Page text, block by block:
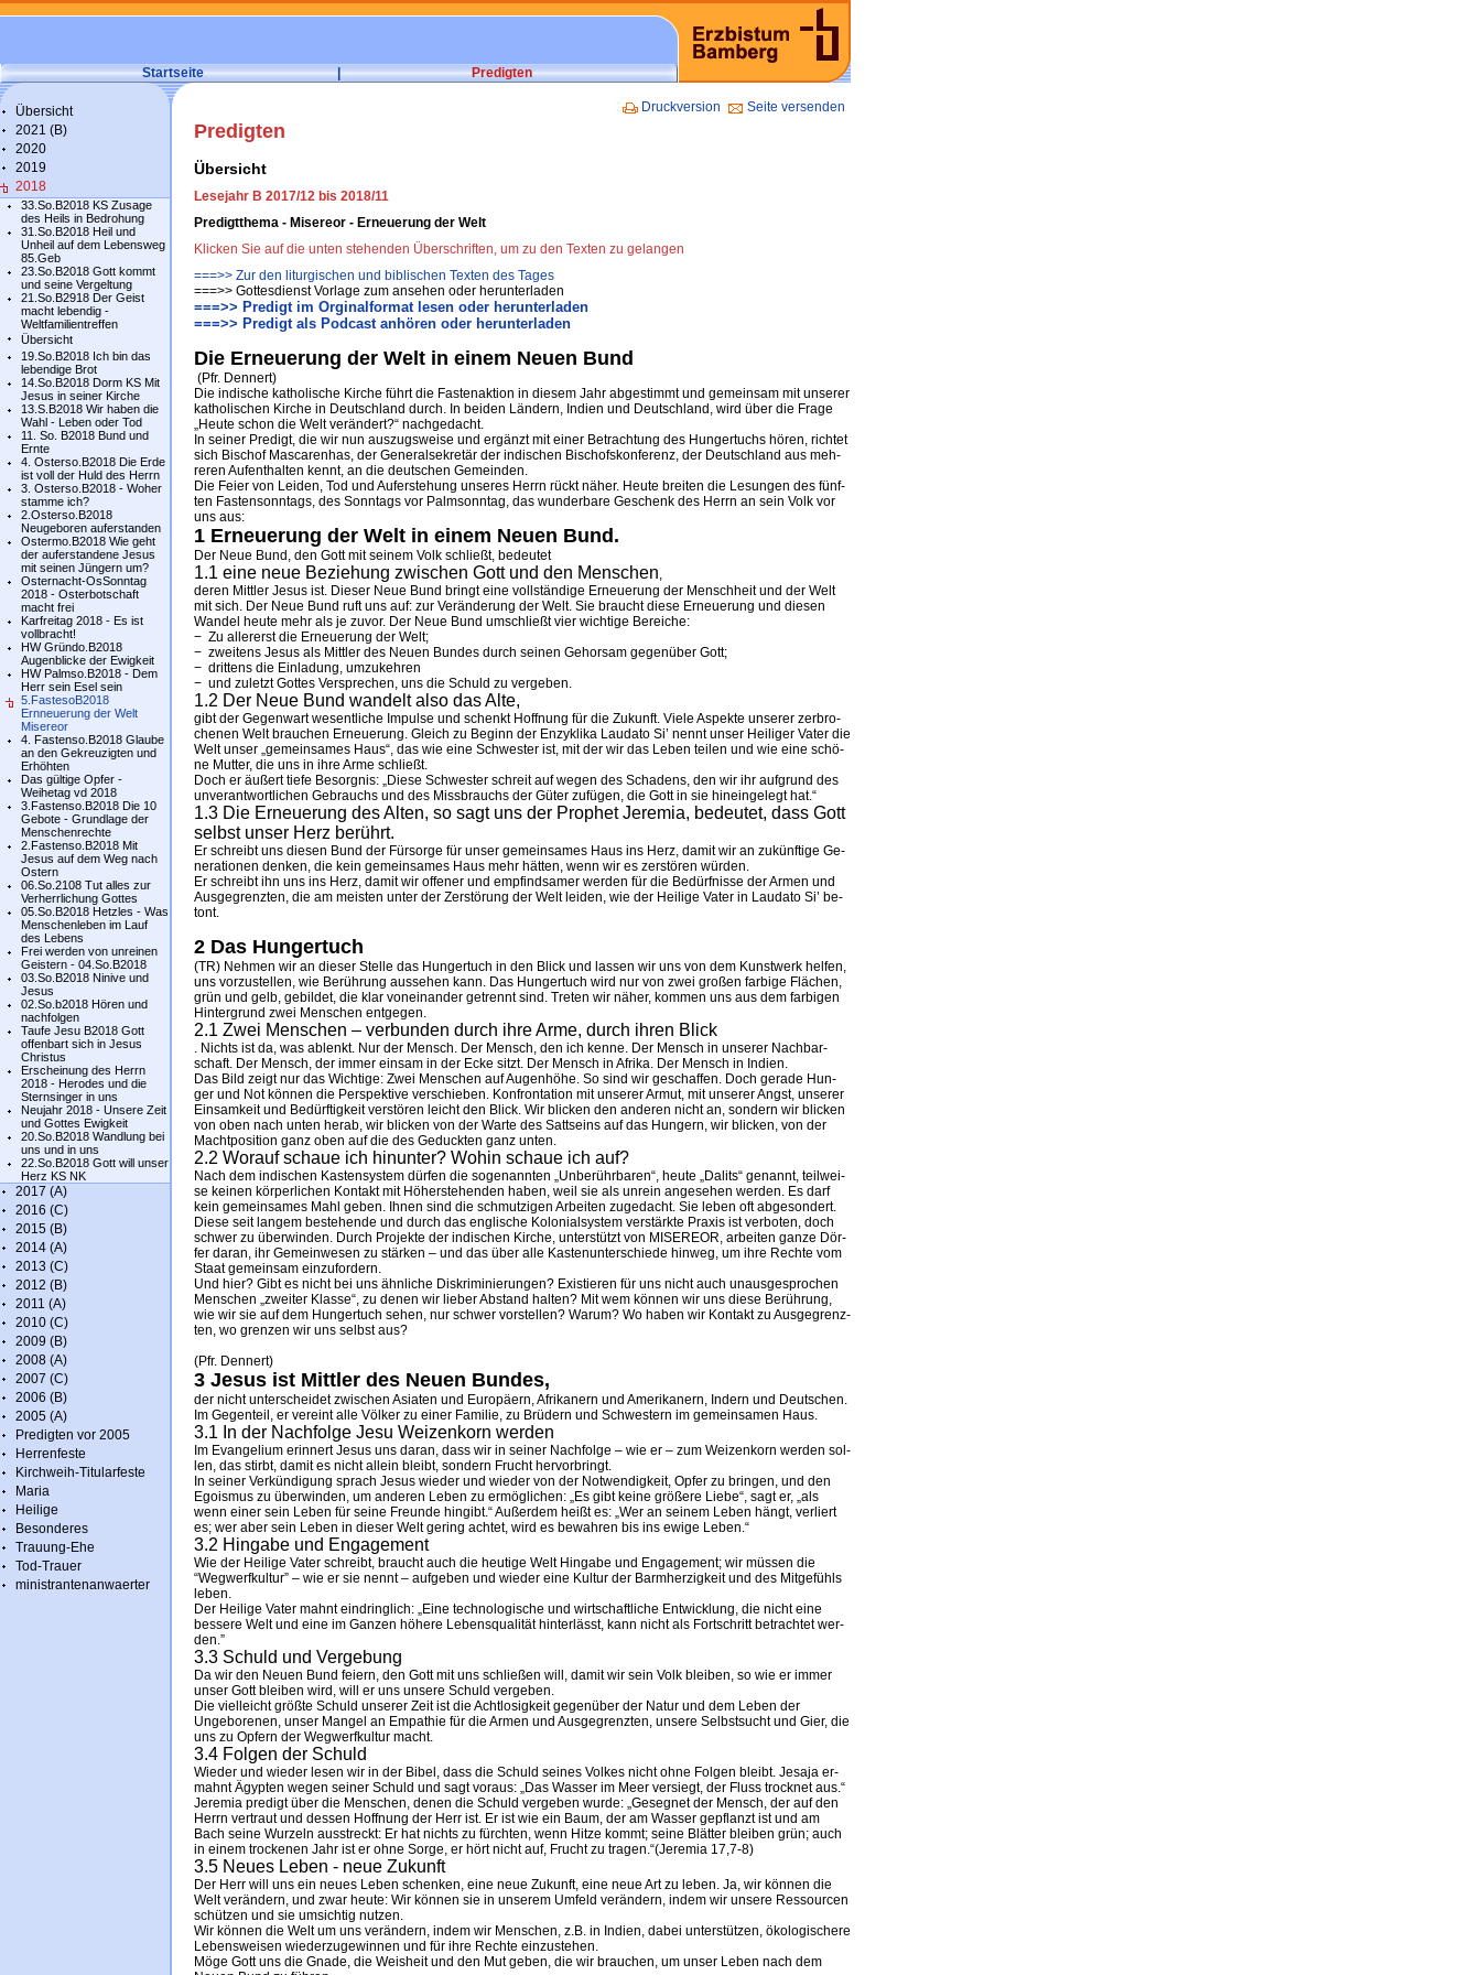
Startseite | Predigten
Übersicht
2021 (B)
2020
2019
2018
33.So.B2018 KS Zusage
des Heils in Bedrohung
31.So.B2018 Heil und
Unheil auf dem Lebensweg
85.Geb
23.So.B2018 Gott kommt
und seine Vergeltung
21.So.B2918 Der Geist
macht lebendig -
Weltfamilientreffen
Übersicht
19.So.B2018 Ich bin das
lebendige Brot
14.So.B2018 Dorm KS Mit
Jesus in seiner Kirche
13.S.B2018 Wir haben die
Wahl - Leben oder Tod
11. So. B2018 Bund und
Ernte
4. Osterso.B2018 Die Erde
ist voll der Huld des Herrn
3. Osterso.B2018 - Woher
stamme ich?
2.Osterso.B2018
Neugeboren auferstanden
Ostermo.B2018 Wie geht
der auferstandene Jesus
mit seinen Jüngern um?
Osternacht-OsSonntag
2018 - Osterbotschaft
macht frei
Karfreitag 2018 - Es ist
vollbracht!
HW Gründo.B2018
Augenblicke der Ewigkeit
HW Palmso.B2018 - Dem
Herr sein Esel sein
5.FastesoB2018
Ernneuerung der Welt
Misereor
4. Fastenso.B2018 Glaube
an den Gekreuzigten und
Erhöhten
Das gültige Opfer -
Weihetag vd 2018
3.Fastenso.B2018 Die 10
Gebote - Grundlage der
Menschenrechte
2.Fastenso.B2018 Mit
Jesus auf dem Weg nach
Ostern
06.So.2108 Tut alles zur
Verherrlichung Gottes
05.So.B2018 Hetzles - Was
Menschenleben im Lauf
des Lebens
Frei werden von unreinen
Geistern - 04.So.B2018
03.So.B2018 Ninive und
Jesus
02.So.b2018 Hören und
nachfolgen
Taufe Jesu B2018 Gott
offenbart sich in Jesus
Christus
Erscheinung des Herrn
2018 - Herodes und die
Sternsinger in uns
Neujahr 2018 - Unsere Zeit
und Gottes Ewigkeit
20.So.B2018 Wandlung bei
uns und in uns
22.So.B2018 Gott will unser
Herz KS NK
2017 (A)
2016 (C)
2015 (B)
2014 (A)
2013 (C)
2012 (B)
2011 (A)
2010 (C)
2009 (B)
2008 (A)
2007 (C)
2006 (B)
2005 (A)
Predigten vor 2005
Herrenfeste
Kirchweih-Titularfeste
Maria
Heilige
Besonderes
Trauung-Ehe
Tod-Trauer
ministrantenanwaerter
Druckversion Seite versenden
Predigten
Übersicht
Lesejahr B 2017/12 bis 2018/11
Predigtthema - Misereor - Erneuerung der Welt
Klicken Sie auf die unten stehenden Überschriften, um zu den Texten zu gelangen
===>> Zur den liturgischen und biblischen Texten des Tages
===>> Gottesdienst Vorlage zum ansehen oder herunterladen
===>> Predigt im Orginalformat lesen oder herunterladen
===>> Predigt als Podcast anhören oder herunterladen
Die Erneuerung der Welt in einem Neuen Bund
(Pfr. Den­nert)
Die in­di­sche ka­tho­li­sche Kir­che führt die Fast­en­ak­ti­on in die­sem Jahr ab­ges­timmt und ge­mein­sam mit un­se­rer
ka­tho­li­schen Kir­che in Deutsch­land durch. In bei­den Län­dern, In­di­en und Deutsch­land, wird über die Fra­ge
„Heu­te schon die Welt ver­än­dert?“ nach­ge­dacht.
In sei­ner Pre­digt, die wir nun aus­zugs­wei­se und er­gänzt mit ei­ner Be­trach­tung des Hun­ger­tuchs hö­ren, rich­tet
sich Bi­schof Masca­ren­has, der Ge­ne­ral­sekre­tär der in­di­schen Bi­schofs­kon­fe­renz, der Deutsch­land aus meh­
re­ren Auf­ent­hal­ten kennt, an die deut­schen Ge­mein­den.
Die Fei­er von Lei­den, Tod und Auf­er­ste­hung un­se­res Herrn rückt nä­her. Heu­te brei­ten die Le­sun­gen des fünf­
ten Fast­en­sonn­tags, des Sonn­tags vor Palm­sonn­tag, das wun­der­ba­re Ge­schenk des Herrn an sein Volk vor
uns aus:
1 Erneuerung der Welt in ei­nem Neu­en Bund.
Der Neue Bund, den Gott mit sei­nem Volk schließt, be­deu­tet
1.1 eine neue Be­zie­hung zwi­schen Gott und den Men­schen,
de­ren Mitt­ler Je­sus ist. Die­ser Neue Bund bringt eine vollstän­di­ge Er­neu­e­rung der Mensch­heit und der Welt
mit sich. Der Neue Bund ruft uns auf: zur Ver­än­de­rung der Welt. Sie braucht die­se Er­neu­e­rung und die­sen
Wan­del heu­te mehr als je zu­vor. Der Neue Bund um­schließt vier wich­ti­ge Be­rei­che:
− Zu al­ler­erst die Er­neu­e­rung der Welt;
− zwei­tens Je­sus als Mitt­ler des Neu­en Bun­des durch sei­nen Ge­hor­sam ge­gen­über Gott;
− drit­tens die Ein­la­dung, um­zu­keh­ren
− und zu­letzt Got­tes Ver­spre­chen, uns die Schuld zu ver­ge­ben.
1.2 Der Neue Bund wan­delt also das Alte,
gibt der Ge­gen­wart we­sent­li­che Im­pul­se und schenkt Hoff­nung für die Zu­kunft. Vie­le As­pek­te un­se­rer zer­bro­
che­nen Welt brau­chen Er­neu­e­rung. Gleich zu Be­ginn der En­zyk­li­ka Lau­da­to Si’ nennt un­ser Hei­li­ger Va­ter die
Welt un­ser „ge­mein­sa­mes Haus“, das wie eine Schwes­ter ist, mit der wir das Le­ben tei­len und wie eine schö­
ne Mut­ter, die uns in ihre Arme schließt.
Doch er äu­ßert tie­fe Be­sorg­nis: „Die­se Schwes­ter schreit auf we­gen des Scha­dens, den wir ihr auf­grund des
un­verant­wort­li­chen Ge­brauchs und des Miss­brauchs der Gü­ter zu­fü­gen, die Gott in sie hi­nein­ge­legt hat.“
1.3 Die Er­neu­e­rung des Al­ten, so sagt uns der Pro­phet Je­re­mia, be­deu­tet, dass Gott
selbst un­ser Herz be­rührt.
Er schreibt uns die­sen Bund der Für­sor­ge für un­ser ge­mein­sa­mes Haus ins Herz, da­mit wir an zu­künf­ti­ge Ge­
ne­ra­ti­o­nen den­ken, die kein ge­mein­sa­mes Haus mehr hät­ten, wenn wir es zer­stö­ren wür­den.
Er schreibt ihn uns ins Herz, da­mit wir of­fe­ner und emp­find­sa­mer wer­den für die Be­dürf­nis­se der Ar­men und
Aus­ge­grenz­ten, die am meis­ten un­ter der Zerstö­rung der Welt lei­den, wie der Hei­li­ge Va­ter in Lau­da­to Si’ be­
tont.
2 Das Hungertuch
(TR) Neh­men wir an die­ser Stel­le das Hun­ger­tuch in den Blick und las­sen wir uns von dem Kunst­werk hel­fen,
uns vor­zu­stel­len, wie Be­rüh­rung aus­se­hen kann. Das Hun­ger­tuch wird nur von zwei gro­ßen far­bi­ge Flä­chen,
grün und gelb, ge­bil­det, die klar von­ei­nan­der ge­trennt sind. Tre­ten wir nä­her, kom­men uns aus dem far­bi­gen
Hin­ter­grund zwei Men­schen ent­ge­gen.
2.1 Zwei Men­schen – ver­bun­den durch ihre Arme, durch ih­ren Blick
. Nichts ist da, was ab­lenkt. Nur der Mensch. Der Mensch, den ich ken­ne. Der Mensch in un­se­rer Nach­bar­
schaft. Der Mensch, der im­mer ein­sam in der Ecke sitzt. Der Mensch in Af­ri­ka. Der Mensch in In­di­en.
Das Bild zeigt nur das Wich­ti­ge: Zwei Men­schen auf Au­gen­hö­he. So sind wir ge­schaf­fen. Doch ge­ra­de Hun­
ger und Not kön­nen die Per­spek­ti­ve ver­schie­ben. Kon­fron­ta­ti­on mit un­se­rer Ar­mut, mit un­se­rer Angst, un­se­rer
Ein­sam­keit und Be­dürf­tig­keit ver­stö­ren leicht den Blick. Wir bli­cken den an­de­ren nicht an, son­dern wir bli­cken
von oben nach un­ten he­rab, wir bli­cken von der War­te des Satt­seins auf das Hun­gern, wir bli­cken, von der
Macht­po­si­ti­on ganz oben auf die des Ge­duck­ten ganz un­ten.
2.2 Wor­auf schaue ich hi­nun­ter? Wo­hin schaue ich auf?
Nach dem in­di­schen Kas­ten­sys­tem dür­fen die so­ge­nann­ten „Un­be­rühr­ba­ren“, heu­te „Da­lits“ ge­nannt, teil­wei­
se kei­nen kör­per­li­chen Kon­takt mit Hö­herste­hen­den ha­ben, weil sie als un­rein an­ge­se­hen wer­den. Es darf
kein ge­mein­sa­mes Mahl ge­ben. Ih­nen sind die schmut­zi­gen Ar­bei­ten zu­ge­dacht. Sie le­ben oft ab­ge­son­dert.
Die­se seit lan­gem bes­te­hen­de und durch das eng­li­sche Ko­lo­ni­al­sys­tem vers­tärk­te Pra­xis ist ver­bo­ten, doch
schwer zu über­win­den. Durch Pro­jek­te der in­di­schen Kir­che, un­ter­stützt von MI­SE­RE­OR, ar­bei­ten gan­ze Dör­
fer da­ran, ihr Ge­mein­we­sen zu stär­ken – und das über alle Kas­ten­un­ter­schie­de hin­weg, um ihre Rech­te vom
Staat ge­mein­sam ein­zu­for­dern.
Und hier? Gibt es nicht bei uns ähn­li­che Dis­kri­mi­nie­run­gen? Exis­tie­ren für uns nicht auch un­aus­ge­spro­chen
Men­schen „zwei­ter Klas­se“, zu de­nen wir lie­ber Ab­stand hal­ten? Mit wem kön­nen wir uns die­se Be­rüh­rung,
wie wir sie auf dem Hun­ger­tuch se­hen, nur schwer vor­stel­len? War­um? Wo ha­ben wir Kon­takt zu Aus­ge­grenz­
ten, wo gren­zen wir uns selbst aus?
(Pfr. Den­nert)
3 Je­sus ist Mitt­ler des Neu­en Bun­des,
der nicht un­ter­schei­det zwi­schen Asi­a­ten und Eu­ro­pä­ern, Af­ri­ka­nern und Ame­ri­ka­nern, In­dern und Deut­schen.
Im Ge­gen­teil, er ver­eint alle Völ­ker zu ei­ner Fa­mi­lie, zu Brü­dern und Schwes­tern im ge­mein­sa­men Haus.
3.1 In der Nachfolge Jesu Weizenkorn werden
Im Evan­ge­li­um er­in­nert Je­sus uns da­ran, dass wir in sei­ner Nach­fol­ge – wie er – zum Wei­zen­korn wer­den sol­
len, das stirbt, da­mit es nicht al­lein bleibt, son­dern Frucht her­vor­bringt.
In sei­ner Ver­kün­di­gung sprach Je­sus wie­der und wie­der von der Not­wen­dig­keit, Op­fer zu brin­gen, und den
Ego­is­mus zu über­win­den, um an­de­ren Le­ben zu er­mög­li­chen: „Es gibt kei­ne grö­ße­re Lie­be“, sagt er, „als
wenn ei­ner sein Le­ben für sei­ne Freun­de hin­gibt.“ Au­ßer­dem heißt es: „Wer an sei­nem Le­ben hängt, ver­liert
es; wer aber sein Le­ben in die­ser Welt ge­ring ach­tet, wird es be­wah­ren bis ins ewi­ge Le­ben.“
3.2 Hingabe und Engagement
Wie der Hei­li­ge Va­ter schreibt, braucht auch die heu­ti­ge Welt Hin­ga­be und En­ga­ge­ment; wir müs­sen die
“Weg­werf­kul­tur” – wie er sie nennt – auf­ge­ben und wie­der eine Kul­tur der Bar­mher­zig­keit und des Mit­ge­fühls
le­ben.
Der Hei­li­ge Va­ter mahnt ein­dring­lich: „Eine tech­no­lo­gi­sche und wirt­schaft­li­che Ent­wick­lung, die nicht eine
bes­se­re Welt und eine im Gan­zen hö­he­re Le­bens­qua­li­tät hin­ter­lässt, kann nicht als Fort­schritt be­trach­tet wer­
den.”
3.3 Schuld und Vergebung
Da wir den Neu­en Bund fei­ern, den Gott mit uns schlie­ßen will, da­mit wir sein Volk blei­ben, so wie er im­mer
un­ser Gott blei­ben wird, will er uns un­se­re Schuld ver­ge­ben.
Die viel­leicht größ­te Schuld un­se­rer Zeit ist die Acht­lo­sig­keit ge­gen­über der Na­tur und dem Leben der
Ungeborenen, un­ser Man­gel an Em­pa­thie für die Ar­men und Aus­ge­grenz­ten, un­se­re Selbst­sucht und Gier, die
uns zu Op­fern der Weg­werf­kul­tur macht.
3.4 Folgen der Schuld
Wie­der und wie­der le­sen wir in der Bi­bel, dass die Schuld sei­nes Vol­kes nicht ohne Fol­gen bleibt. Je­sa­ja er­
mahnt Ägyp­ten we­gen sei­ner Schuld und sagt vo­raus: „Das Was­ser im Meer ver­siegt, der Fluss trock­net aus.“
Je­re­mia pre­digt über die Men­schen, de­nen die Schuld ver­ge­ben wur­de: „Ge­seg­net der Mensch, der auf den
Herrn ver­traut und des­sen Hoff­nung der Herr ist. Er ist wie ein Baum, der am Was­ser ge­pflanzt ist und am
Bach sei­ne Wur­zeln aus­streckt: Er hat nichts zu fürch­ten, wenn Hit­ze kommt; sei­ne Blät­ter blei­ben grün; auch
in ei­nem tro­cke­nen Jahr ist er ohne Sor­ge, er hört nicht auf, Frucht zu tra­gen.“(Je­re­mia 17,7-8)
3.5 Neues Leben - neue Zukunft
Der Herr will uns ein neu­es Le­ben schen­ken, eine neue Zu­kunft, eine neue Art zu le­ben. Ja, wir kön­nen die
Welt ver­än­dern, und zwar heu­te: Wir kön­nen sie in un­se­rem Um­feld ver­än­dern, in­dem wir un­se­re Res­sour­cen
schüt­zen und sie um­sich­tig nut­zen.
Wir kön­nen die Welt um uns ver­än­dern, in­dem wir Men­schen, z.B. in In­di­en, da­bei un­ter­stüt­zen, öko­lo­gi­sche­re
Le­bens­wei­sen wie­der­zu­ge­win­nen und für ihre Rech­te ein­zuste­hen.
Möge Gott uns die Gna­de, die Weis­heit und den Mut ge­ben, die wir brau­chen, um un­ser Le­ben nach dem